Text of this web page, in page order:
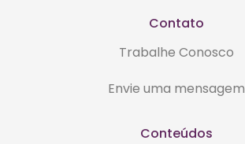
Contato
Trabalhe Conosco
Envie uma mensagem
Conteúdos